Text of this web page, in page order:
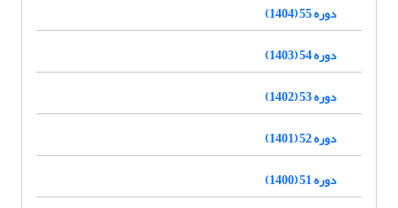
دوره 55 (1404)
دوره 54 (1403)
دوره 53 (1402)
دوره 52 (1401)
دوره 51 (1400)